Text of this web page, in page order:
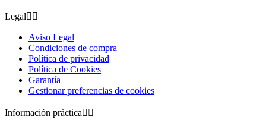
Legal 
Aviso Legal
Condiciones de compra
Política de privacidad
Política de Cookies
Garantía
Gestionar preferencias de cookies
Información práctica 